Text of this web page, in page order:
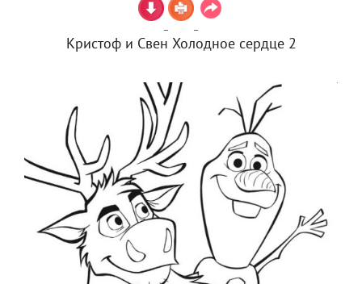
Кристоф и Свен Холодное сердце 2